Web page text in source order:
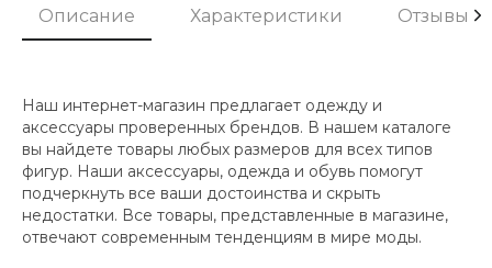
Описание Характеристики Отзывы
Наш интернет-магазин предлагает одежду и
аксессуары проверенных брендов. В нашем каталоге
вы найдете товары любых размеров для всех типов
фигур. Наши аксессуары, одежда и обувь помогут
подчеркнуть все ваши достоинства и скрыть
недостатки. Все товары, представленные в магазине,
отвечают современным тенденциям в мире моды.